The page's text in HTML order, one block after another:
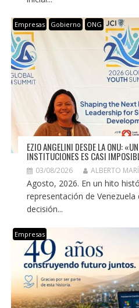
Empresas Gobierno ONG
EZIO ANGELINI DESDE LA ONU:
INSTITUCIONES ES CASI
03/08/2026 ALBERTO
Agosto, 2026. En un hito
representación de Venezuela
decisión...
Empresas